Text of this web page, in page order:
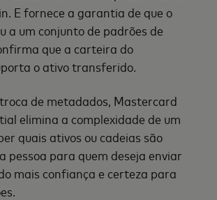
E fornece a garantia de que o
a um conjunto de padrões de
que a carteira do
o ativo transferido.
de metadados, Mastercard
elimina a complexidade de um
quais ativos ou cadeias são
pessoa para quem deseja enviar
mais confiança e certeza para